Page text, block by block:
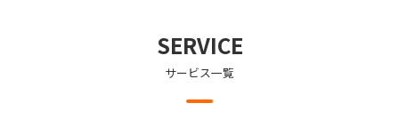
SERVICE
サービス一覧